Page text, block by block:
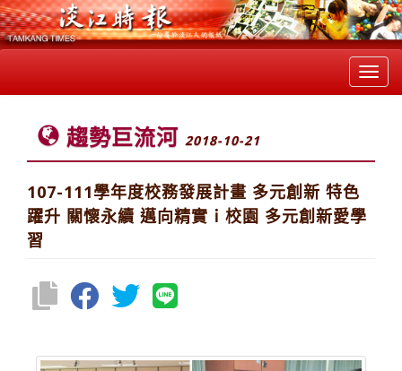
趨勢巨流河 2018-10-21
107-111學年度校務發展計畫 多元創新 特色
躍升 關懷永續 邁向精實ｉ校園 多元創新愛學
習